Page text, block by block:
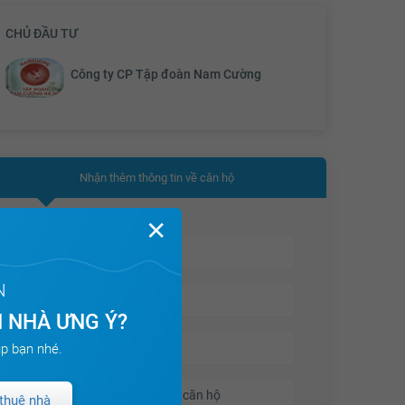
Với hi vọng tạo nên một vùng đất xanh, bền vững
cho nhiều thế hệ cư dân trong tương lai,
Không chỉ vậy,Chung cư Anland Complexcòn
được trang bị với hệ thống tiện ích tiêu chuẩn gồm:
Hệ thống nhà ở Smarthome, bãi để xe thiết kế
thông minh, khu vực phòng tập Gym, Spa, bể bơi
vụ tiện ích đồng bộ cao cấp khác, hứa hẹn mang
đến cơ hội sống và tận hưởng hiện đại nhất cho cư
CHỦ ĐẦU TƯ
Công ty CP Tập đoàn Nam Cường
Nhận thêm thông tin về căn hộ
✕
ƯNG Ý?
bạn nhé.
nhà